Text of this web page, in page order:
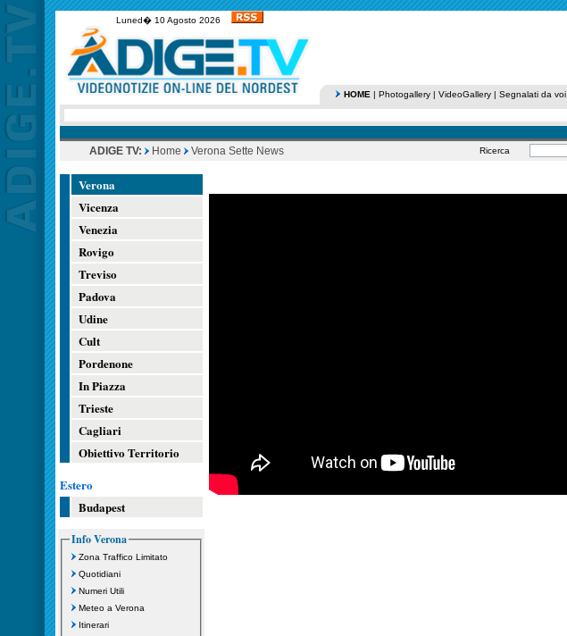
Luned� 10 Agosto 2026
HOME | Photogallery | VideoGallery | Segnalati da voi
ADIGE TV: Home Verona Sette News Ricerca
Verona
Vicenza
Venezia
Rovigo
Treviso
Padova
Udine
Cult
Pordenone
In Piazza
Trieste
Cagliari
Obiettivo Territorio
Estero
Budapest
Info Verona
Zona Traffico Limitato
Quotidiani
Numeri Utili
Meteo a Verona
Itinerari